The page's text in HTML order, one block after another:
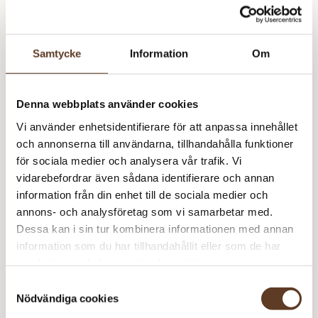
Samtycke Information Om
Denna webbplats använder cookies
Vi använder enhetsidentifierare för att anpassa innehållet
och annonserna till användarna, tillhandahålla funktioner
för sociala medier och analysera vår trafik. Vi
vidarebefordrar även sådana identifierare och annan
information från din enhet till de sociala medier och
annons- och analysföretag som vi samarbetar med.
Dessa kan i sin tur kombinera informationen med annan
information som du har tillhandahållit eller som de har
Nödvändiga cookies
lager
Strumpstickor Zing – 4.00 mm, 20 cm (78 kr)
Marian T-Skjorte
1
0 kr
Line – 1002 Vit
59 kr 2
Line – 1002 Vit
59 kr 2 118 kr
236 kr
I lager Art.nr: SA-3502-2
Behöver du fler? Bli meddelad när fler är tillbaka i